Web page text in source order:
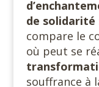
de solidarité
compare le
où peut se
souffrance à